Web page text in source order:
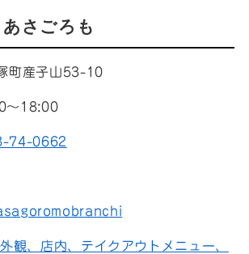
さごろも
町産子山53-10
〜18:00
74-0662
観、店内、テイクアウトメニュー、